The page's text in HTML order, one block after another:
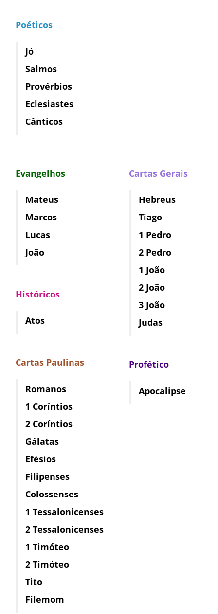
Poéticos
Jó
Salmos
Provérbios
Eclesiastes
Cânticos
Evangelhos
Mateus
Marcos
Lucas
João
Históricos
Atos
Cartas Paulinas
Romanos
1 Coríntios
2 Coríntios
Gálatas
Efésios
Filipenses
Colossenses
1 Tessalonicenses
2 Tessalonicenses
1 Timóteo
2 Timóteo
Tito
Filemom
Cartas Gerais
Hebreus
Tiago
1 Pedro
2 Pedro
1 João
2 João
3 João
Judas
Profético
Apocalipse